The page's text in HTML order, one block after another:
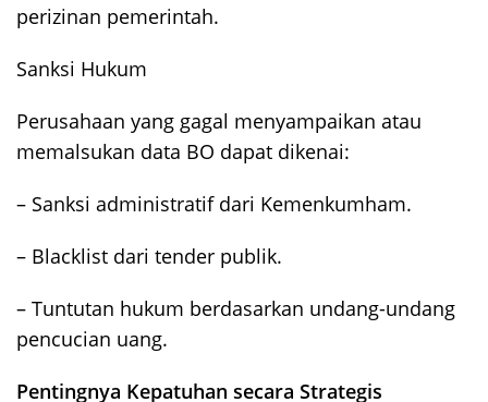
perizinan pemerintah.
Sanksi Hukum
Perusahaan yang gagal menyampaikan atau
memalsukan data BO dapat dikenai:
– Sanksi administratif dari Kemenkumham.
– Blacklist dari tender publik.
– Tuntutan hukum berdasarkan undang-undang
pencucian uang.
Pentingnya Kepatuhan secara Strategis